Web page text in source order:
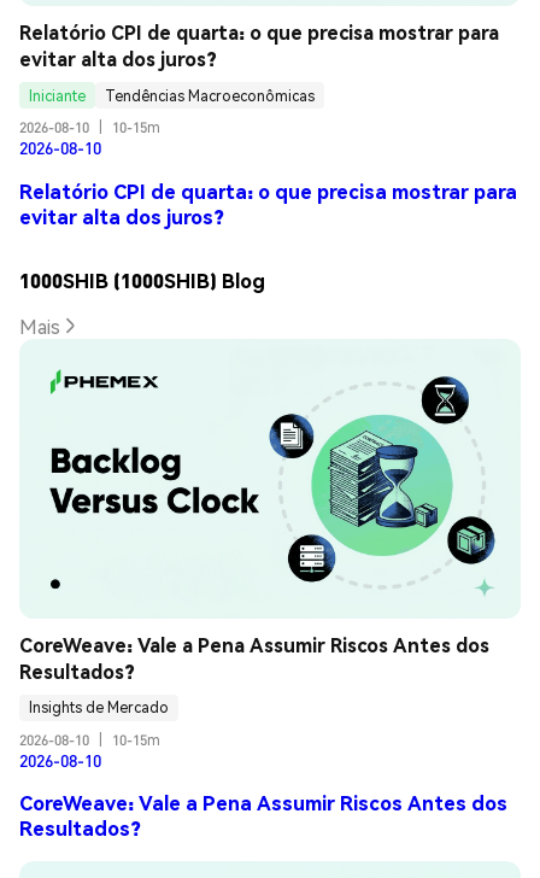
Relatório CPI de quarta: o que precisa mostrar para
evitar alta dos juros?
Iniciante
Tendências Macroeconômicas
2026-08-10
10-15m
2026-08-10
Relatório CPI de quarta: o que precisa mostrar para
evitar alta dos juros?
1000SHIB (1000SHIB) Blog
Mais
CoreWeave: Vale a Pena Assumir Riscos Antes dos
Resultados?
Insights de Mercado
2026-08-10
10-15m
2026-08-10
CoreWeave: Vale a Pena Assumir Riscos Antes dos
Resultados?